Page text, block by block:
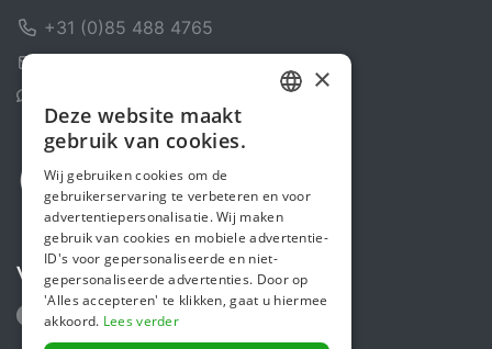
+31 (0)85 488 4765
Volg ons
ENGLISH
×
Deze website maakt
gebruik van cookies.
Wij gebruiken cookies om de
gebruikerservaring te verbeteren en voor
advertentiepersonalisatie. Wij maken
gebruik van cookies en mobiele advertentie-
ID's voor gepersonaliseerde en niet-
gepersonaliseerde advertenties. Door op
'Alles accepteren' te klikken, gaat u hiermee
akkoord. Lees verder